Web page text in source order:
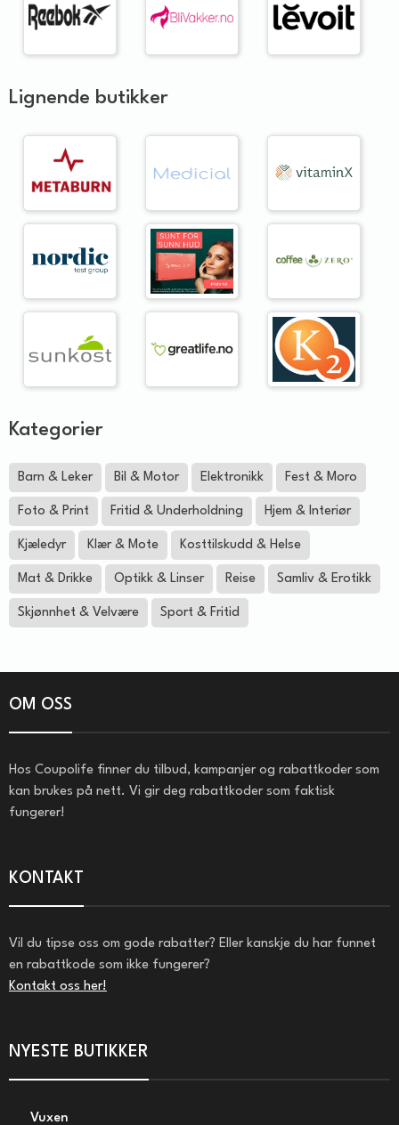
Lignende butikker
Kategorier
Barn & Leker Bil & Motor Elektronikk Fest & Moro
Foto & Print Fritid & Underholdning Hjem & Interiør
Kjæledyr Klær & Mote Kosttilskudd & Helse
Mat & Drikke Optikk & Linser Reise Samliv & Erotikk
Skjønnhet & Velvære Sport & Fritid
OM OSS
Hos Coupolife finner du tilbud, kampanjer og rabattkoder som
kan brukes på nett. Vi gir deg rabattkoder som faktisk
fungerer!
KONTAKT
Vil du tipse oss om gode rabatter? Eller kanskje du har funnet
en rabattkode som ikke fungerer?
Kontakt oss her!
NYESTE BUTIKKER
Vuxen